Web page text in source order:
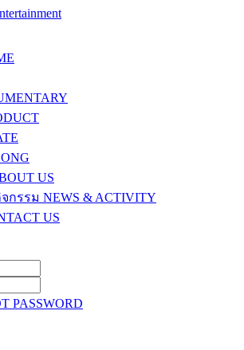
US
กรรม NEWS & ACTIVITY
US
PASSWORD